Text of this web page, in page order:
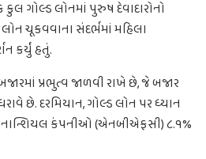
ગોલ્ડ લોનમાં પુરુષ દેવાદારોનો
ચૂકવવાના સંદર્ભમાં મહિલા
કર્યું હતું.
પ્રભુત્વ જાળવી રાખે છે, જે બજાર
છે. દરમિયાન, ગોલ્ડ લોન પર ધ્યાન
કંપનીઓ (એનબીએફસી) ૮.૧%